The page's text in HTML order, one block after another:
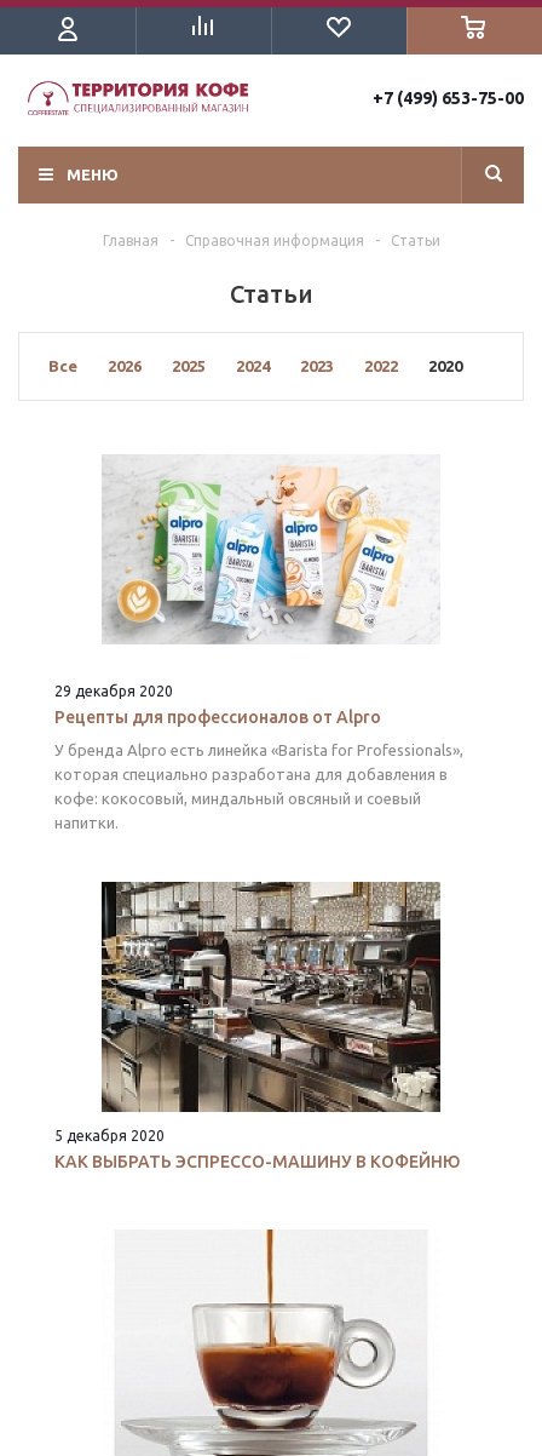
+7 (499) 653-75-00
МЕНЮ
Главная - Справочная информация - Статьи
Статьи
Все 2026 2025 2024 2023 2022 2020
29 декабря 2020
Рецепты для профессионалов от Alpro
У бренда Alpro есть линейка «Barista for Professionals»,
которая специально разработана для добавления в
кофе: кокосовый, миндальный овсяный и соевый
напитки.
5 декабря 2020
КАК ВЫБРАТЬ ЭСПРЕССО-МАШИНУ В КОФЕЙНЮ